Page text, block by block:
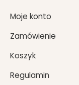
Moje konto
Zamówienie
Koszyk
Regulamin